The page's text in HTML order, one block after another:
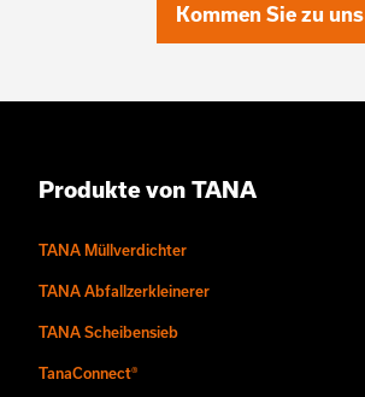
Kommen Sie zu uns
Produkte von TANA
TANA Müllverdichter
TANA Abfallzerkleinerer
TANA Scheibensieb
TanaConnect®